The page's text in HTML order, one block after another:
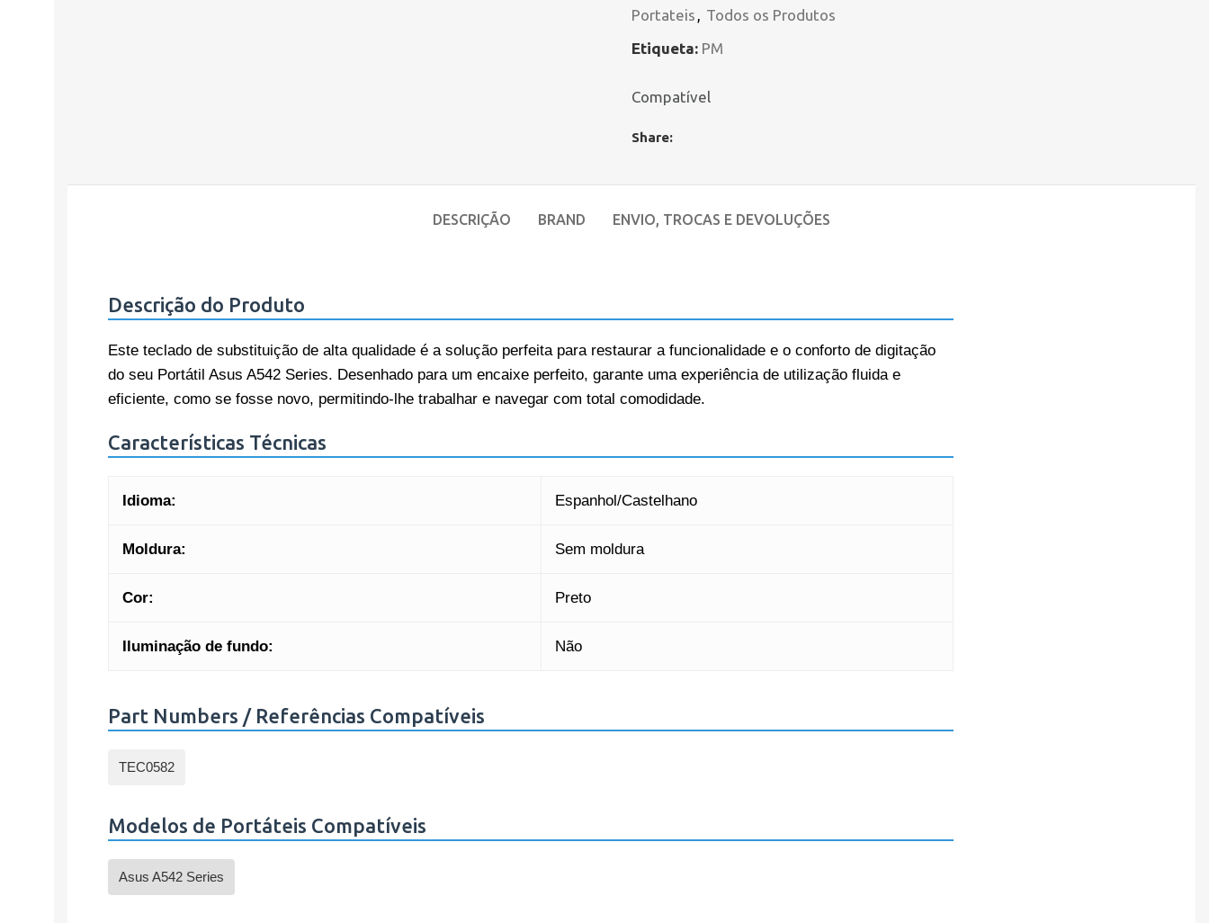
Portateis , Todos os Produtos
Etiqueta: PM
Compatível
Share:
DESCRIÇÃO BRAND ENVIO, TROCAS E DEVOLUÇÕES
Descrição do Produto
Este teclado de substituição de alta qualidade é a solução perfeita para restaurar a funcionalidade e o conforto de digitação
do seu Portátil Asus A542 Series. Desenhado para um encaixe perfeito, garante uma experiência de utilização fluida e
eficiente, como se fosse novo, permitindo-lhe trabalhar e navegar com total comodidade.
Características Técnicas
Idioma: Espanhol/Castelhano
Moldura: Sem moldura
Cor: Preto
Iluminação de fundo: Não
Part Numbers / Referências Compatíveis
TEC0582
Modelos de Portáteis Compatíveis
Asus A542 Series